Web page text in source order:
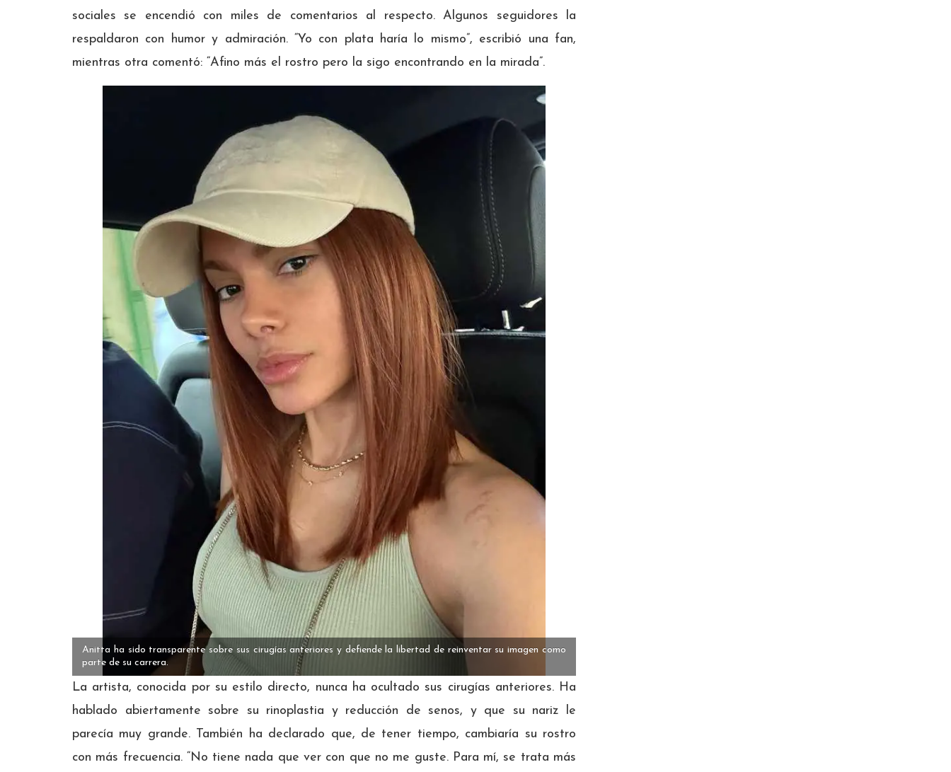
sociales se encendió con miles de comentarios al respecto. Algunos seguidores la
respaldaron con humor y admiración. “Yo con plata haría lo mismo”, escribió una fan,
mientras otra comentó: “Afino más el rostro pero la sigo encontrando en la mirada”.
Anitta ha sido transparente sobre sus cirugías anteriores y defiende la libertad de reinventar su imagen como
parte de su carrera.
La artista, conocida por su estilo directo, nunca ha ocultado sus cirugías anteriores. Ha
hablado abiertamente sobre su rinoplastia y reducción de senos, y que su nariz le
parecía muy grande. También ha declarado que, de tener tiempo, cambiaría su rostro
con más frecuencia. “No tiene nada que ver con que no me guste. Para mí, se trata más